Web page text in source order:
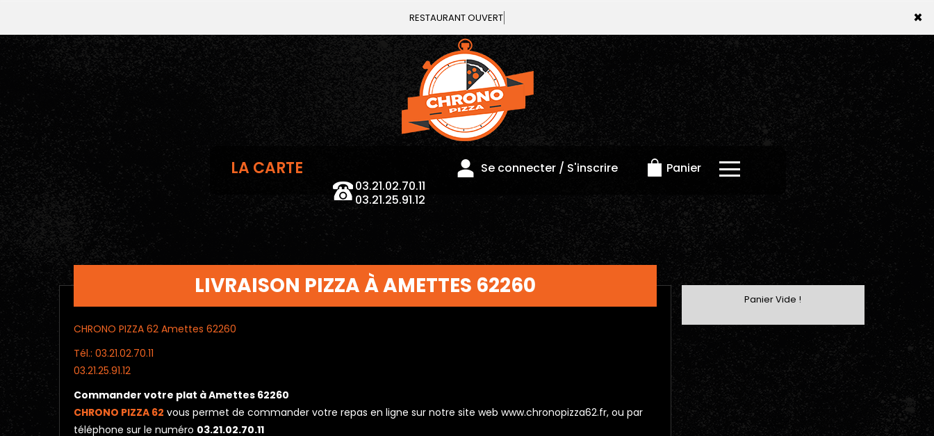
×
REST
LA CARTE Se connecter / S'inscrire Panier
×
LIVRAISON PIZZA À AMETTES 62260
CHRONO PIZZA 62 Amettes 62260
Tél.: 03.21.02.70.11
03.21.25.91.12
Commander votre plat à Amettes 62260
CHRONO PIZZA 62 vous permet de commander votre repas en ligne sur notre site web www.chronopizza62.fr, ou par
téléphone sur le numéro 03.21.02.70.11
Panier Vide !